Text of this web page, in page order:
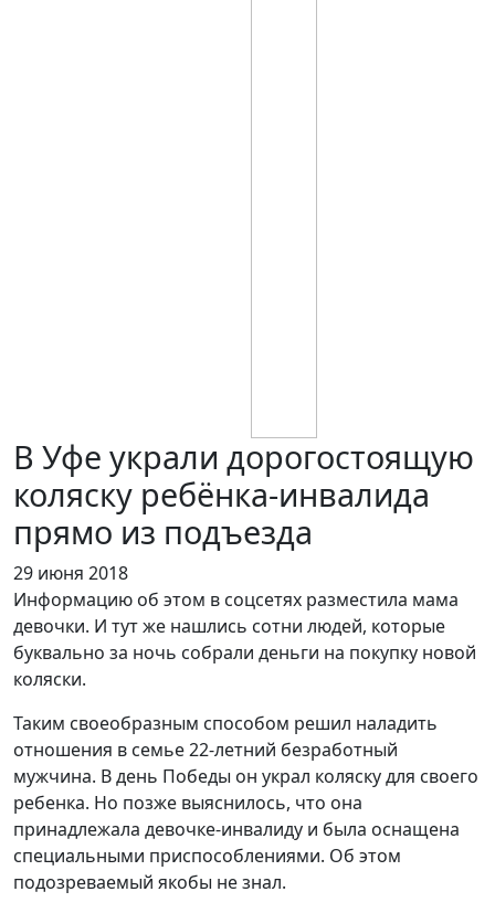
В Уфе украли дорогостоящую
коляску ребёнка-инвалида
прямо из подъезда
29 июня 2018
Информацию об этом в соцсетях разместила мама
девочки. И тут же нашлись сотни людей, которые
буквально за ночь собрали деньги на покупку новой
коляски.
Таким своеобразным способом решил наладить
отношения в семье 22-летний безработный
мужчина. В день Победы он украл коляску для своего
ребенка. Но позже выяснилось, что она
принадлежала девочке-инвалиду и была оснащена
специальными приспособлениями. Об этом
подозреваемый якобы не знал.